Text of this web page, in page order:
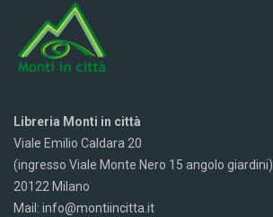
Libreria Monti in città
Viale Emilio Caldara 20
(ingresso Viale Monte Nero 15 angolo giardini)
20122 Milano
Mail: info@montiincitta.it